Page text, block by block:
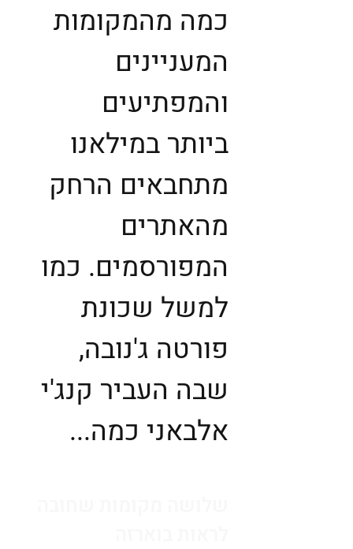
כמה מהמקומות
המעניינים
והמפתיעים
ביותר במילאנו
מתחבאים הרחק
מהאתרים
המפורסמים. כמו
למשל שכונת
פורטה ג'נובה,
שבה העביר קנג'י
אלבאני כמה...